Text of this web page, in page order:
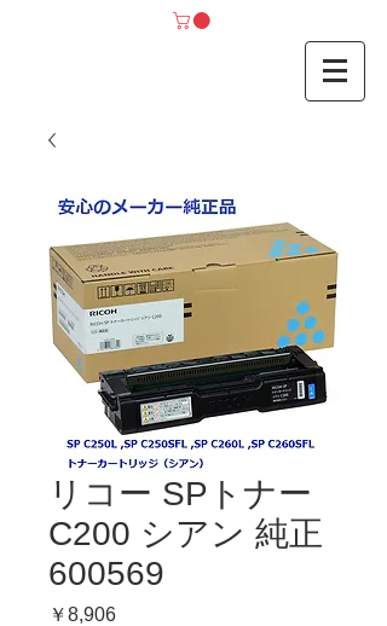
リコー SPトナー
C200 シアン 純正
600569
￥8,906価